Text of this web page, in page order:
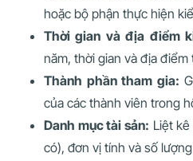
hoặc bộ phận thực hiện
Thời gian và địa điểm
năm, thời gian và địa
Thành phần tham gia:
của các thành viên trong
Danh mục tài sản: Liệt
có), đơn vị tính và số